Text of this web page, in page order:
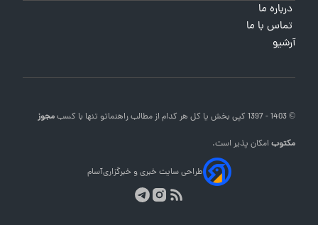
درباره ما
تماس با ما
آرشیو
© 1403 - 1397 کپی بخش یا کل هر کدام از مطالب راهنماتو تنها با کسبمجوز
مکتوبامکان پذیر است.
طراحی سایت خبری و خبرگزاریآسام